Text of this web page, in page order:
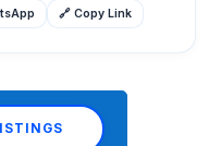
🔗 Copy Link